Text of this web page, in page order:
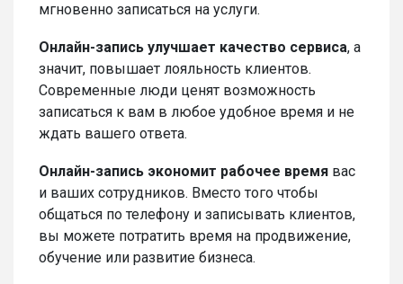
мгновенно записаться на услуги.
Онлайн-запись улучшает качество сервиса, а
значит, повышает лояльность клиентов.
Современные люди ценят возможность
записаться к вам в любое удобное время и не
ждать вашего ответа.
Онлайн-запись экономит рабочее время вас
и ваших сотрудников. Вместо того чтобы
общаться по телефону и записывать клиентов,
вы можете потратить время на продвижение,
обучение или развитие бизнеса.